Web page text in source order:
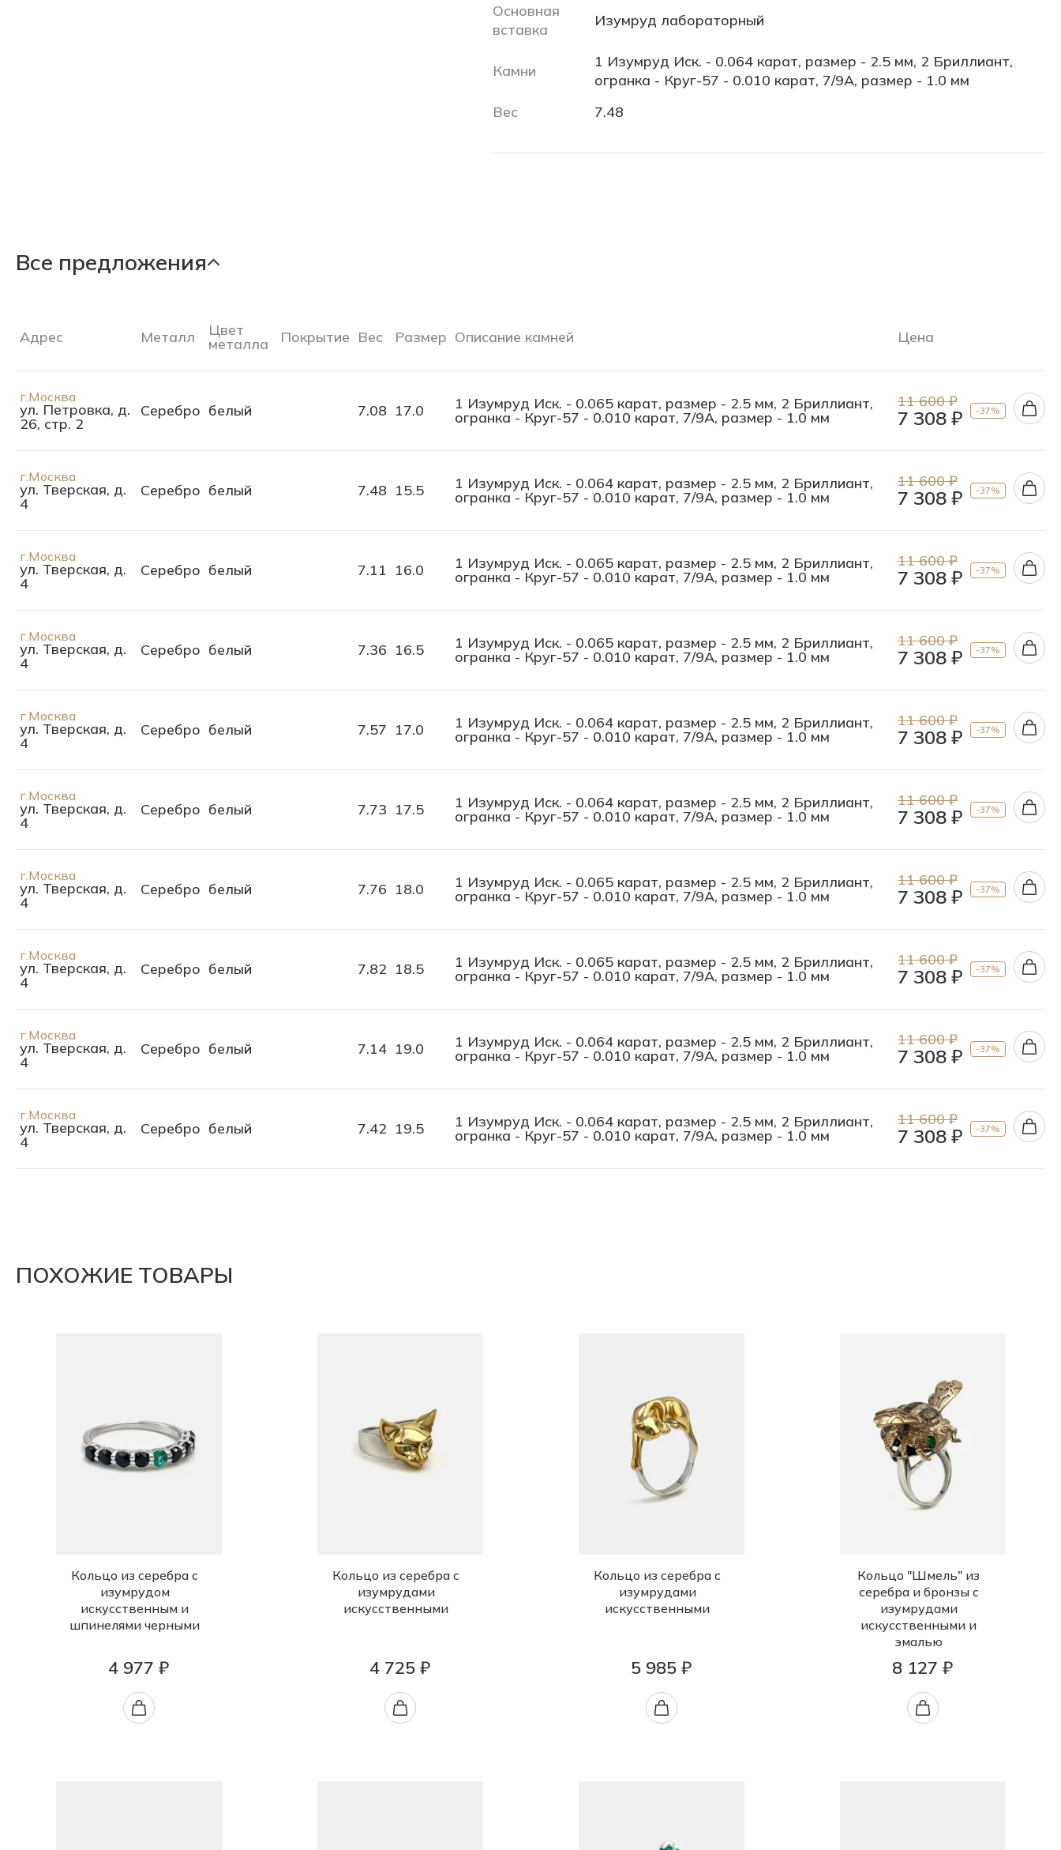
Основная
вставка
Изумруд лабораторный
Камни
1 Изумруд Иск. - 0.064 карат, размер - 2.5 мм, 2 Бриллиант,
огранка - Круг-57 - 0.010 карат, 7/9А, размер - 1.0 мм
Вес
7.48
Все предложения
Адрес Металл Цвет
металла Покрытие Вес Размер Описание камней Цена
г.Москва
ул. Петровка, д.
26, стр. 2
Серебро белый 7.08 17.0 1 Изумруд Иск. - 0.065 карат, размер - 2.5 мм, 2 Бриллиант,
огранка - Круг-57 - 0.010 карат, 7/9А, размер - 1.0 мм
11 600 ₽
7 308 ₽ -37%
г.Москва
ул. Тверская, д.
4
Серебро белый 7.48 15.5 1 Изумруд Иск. - 0.064 карат, размер - 2.5 мм, 2 Бриллиант,
огранка - Круг-57 - 0.010 карат, 7/9А, размер - 1.0 мм
11 600 ₽
7 308 ₽ -37%
г.Москва
ул. Тверская, д.
4
Серебро белый 7.11 16.0 1 Изумруд Иск. - 0.065 карат, размер - 2.5 мм, 2 Бриллиант,
огранка - Круг-57 - 0.010 карат, 7/9А, размер - 1.0 мм
11 600 ₽
7 308 ₽ -37%
г.Москва
ул. Тверская, д.
4
Серебро белый 7.36 16.5 1 Изумруд Иск. - 0.065 карат, размер - 2.5 мм, 2 Бриллиант,
огранка - Круг-57 - 0.010 карат, 7/9А, размер - 1.0 мм
11 600 ₽
7 308 ₽ -37%
г.Москва
ул. Тверская, д.
4
Серебро белый 7.57 17.0 1 Изумруд Иск. - 0.064 карат, размер - 2.5 мм, 2 Бриллиант,
огранка - Круг-57 - 0.010 карат, 7/9А, размер - 1.0 мм
11 600 ₽
7 308 ₽ -37%
г.Москва
ул. Тверская, д.
4
Серебро белый 7.73 17.5 1 Изумруд Иск. - 0.064 карат, размер - 2.5 мм, 2 Бриллиант,
огранка - Круг-57 - 0.010 карат, 7/9А, размер - 1.0 мм
11 600 ₽
7 308 ₽ -37%
г.Москва
ул. Тверская, д.
4
Серебро белый 7.76 18.0 1 Изумруд Иск. - 0.065 карат, размер - 2.5 мм, 2 Бриллиант,
огранка - Круг-57 - 0.010 карат, 7/9А, размер - 1.0 мм
11 600 ₽
7 308 ₽ -37%
г.Москва
ул. Тверская, д.
4
Серебро белый 7.82 18.5 1 Изумруд Иск. - 0.065 карат, размер - 2.5 мм, 2 Бриллиант,
огранка - Круг-57 - 0.010 карат, 7/9А, размер - 1.0 мм
11 600 ₽
7 308 ₽ -37%
г.Москва
ул. Тверская, д.
4
Серебро белый 7.14 19.0 1 Изумруд Иск. - 0.064 карат, размер - 2.5 мм, 2 Бриллиант,
огранка - Круг-57 - 0.010 карат, 7/9А, размер - 1.0 мм
11 600 ₽
7 308 ₽ -37%
г.Москва
ул. Тверская, д.
4
Серебро белый 7.42 19.5 1 Изумруд Иск. - 0.064 карат, размер - 2.5 мм, 2 Бриллиант,
огранка - Круг-57 - 0.010 карат, 7/9А, размер - 1.0 мм
11 600 ₽
7 308 ₽ -37%
ПОХОЖИЕ ТОВАРЫ
Кольцо из серебра с
изумрудом
искусственным и
шпинелями черными
4 977 ₽
Кольцо из серебра с
изумрудами
искусственными
4 725 ₽
Кольцо из серебра с
изумрудами
искусственными
5 985 ₽
Кольцо "Шмель" из
серебра и бронзы с
изумрудами
искусственными и
эмалью
8 127 ₽